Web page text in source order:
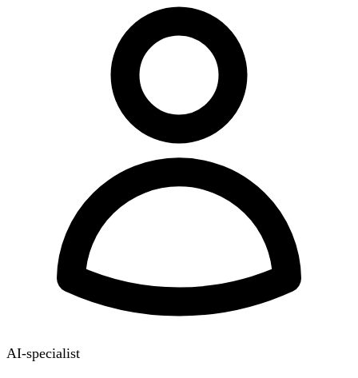
AI-specialist